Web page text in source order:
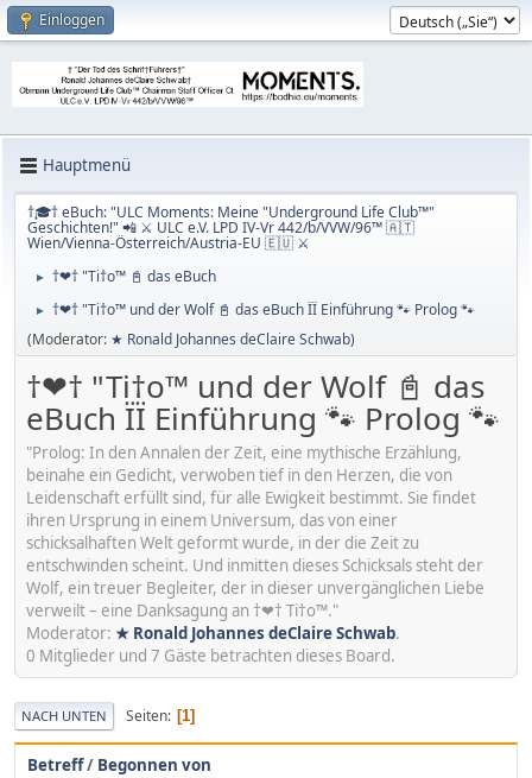
Einloggen
Hauptmenü
†🎓† eBuch: "ULC Moments: Meine "Underground Life Club™"
Geschichten!" 📲 ⚔ ULC e.V. LPD IV-Vr 442/b/VVW/96™ 🇦🇹
Wien/Vienna-Österreich/Austria-EU 🇪🇺 ⚔
► †❤† "Ti†o™ 📓 das eBuch
►
†❤† "Ti†o™ und der Wolf 📓 das eBuch ÏÏ Einführung 🐾 Prolog 🐾
(Moderator: ★ Ronald Johannes deClaire Schwab)
†❤† "Ti†o™ und der Wolf 📓 das
eBuch ÏÏ Einführung 🐾 Prolog 🐾
"Prolog: In den Annalen der Zeit, eine mythische Erzählung,
beinahe ein Gedicht, verwoben tief in den Herzen, die von
Leidenschaft erfüllt sind, für alle Ewigkeit bestimmt. Sie findet
ihren Ursprung in einem Universum, das von einer
schicksalhaften Welt geformt wurde, in der die Zeit zu
entschwinden scheint. Und inmitten dieses Schicksals steht der
Wolf, ein treuer Begleiter, der in dieser unvergänglichen Liebe
verweilt – eine Danksagung an †❤† Ti†o™."
Moderator: ★ Ronald Johannes deClaire Schwab.
0 Mitglieder und 7 Gäste betrachten dieses Board.
NACH UNTEN Seiten 1
Betreff/ Begonnen von